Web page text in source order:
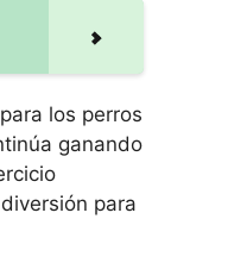
los perros
ganando
para